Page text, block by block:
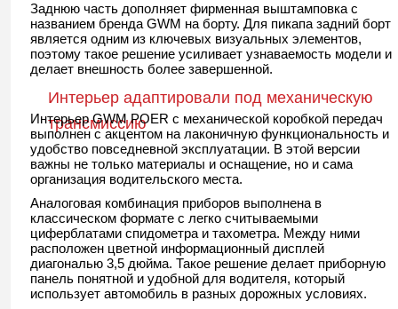
Заднюю часть дополняет фирменная выштамповка с
названием бренда GWM на борту. Для пикапа задний борт
является одним из ключевых визуальных элементов,
поэтому такое решение усиливает узнаваемость модели и
делает внешность более завершенной.
Интерьер адаптировали под механическую
трансмиссию
Интерьер GWM POER с механической коробкой передач
выполнен с акцентом на лаконичную функциональность и
удобство повседневной эксплуатации. В этой версии
важны не только материалы и оснащение, но и сама
организация водительского места.
Аналоговая комбинация приборов выполнена в
классическом формате с легко считываемыми
циферблатами спидометра и тахометра. Между ними
расположен цветной информационный дисплей
диагональю 3,5 дюйма. Такое решение делает приборную
панель понятной и удобной для водителя, который
использует автомобиль в разных дорожных условиях.